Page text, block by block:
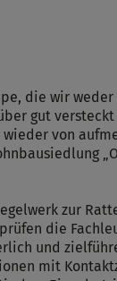
die wir weder
gut
von
zur
die
und
mit